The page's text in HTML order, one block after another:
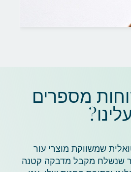
מספרים
שמשווקת מוצרי עור
שנשלח מקבל מדבקה קטנה